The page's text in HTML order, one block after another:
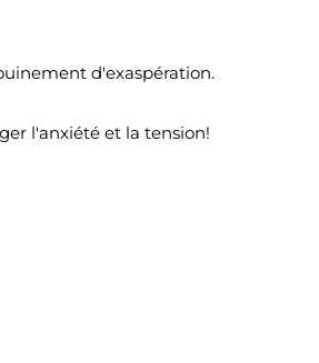
d'exaspération.
l'anxiété et la tension!